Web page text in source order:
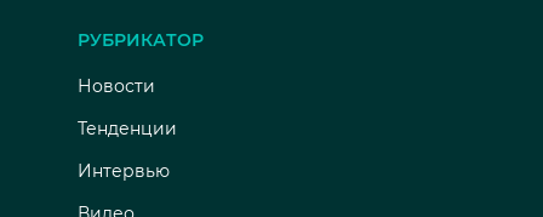
РУБРИКАТОР
Новости
Тенденции
Интервью